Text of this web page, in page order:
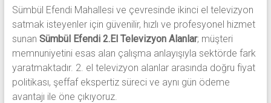
alabilirsiniz.
TV
alanlar
adresten
alım
yapıyor
Sümbül Efendi Mahallesive çevresinde ikinci el televizyon
satmak isteyenler için güvenilir, hızlı ve profesyonel hizmet
sunan Sümbül Efendi 2.El Televizyon Alanlar; müşteri
memnuniyetini esas alan çalışma anlayışıyla sektörde fark
yaratmaktadır. 2. el televizyon alanlar arasında doğru fiyat
politikası, şeffaf ekspertiz süreci ve aynı gün ödeme
avantajı ile öne çıkıyoruz.